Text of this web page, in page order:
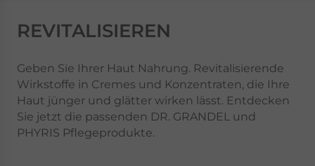
REVITALISIEREN
Geben Sie Ihrer Haut Nahrung. Revitalisierende
Wirkstoffe in Cremes und Konzentraten, die Ihre
Haut jünger und glätter wirken lässt. Entdecken
Sie jetzt die passenden DR. GRANDEL und
PHYRIS Pflegeprodukte.